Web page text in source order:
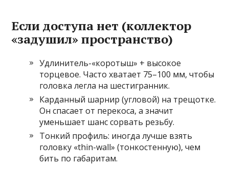
Если доступа нет (коллектор
«задушил» пространство)
Удлинитель-«коротыш» + высокое
торцевое. Часто хватает 75–100 мм, чтобы
головка легла на шестигранник.
Карданный шарнир (угловой) на трещотке.
Он спасает от перекоса, а значит
уменьшает шанс сорвать резьбу.
Тонкий профиль: иногда лучше взять
головку «thin-wall» (тонкостенную), чем
бить по габаритам.